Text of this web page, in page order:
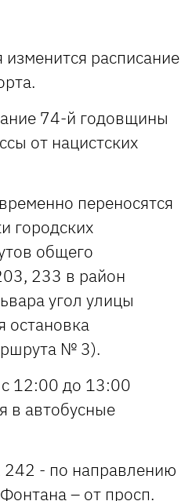
расписание
74-й годовщины
от нацистских
переносятся
городских
общего
233 в район
угол улицы
остановка
№ 3).
12:00 до 13:00
в автобусные
- по направлению
– от просп.